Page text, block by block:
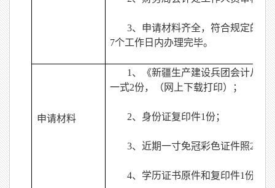
3、申请材料齐全，符合规定的，
7个工作日内办理完毕。
申请材料
1 、《新疆生产建设兵团会计从业
一式2份，（网上下载打印）；
2、身份证复印件1份；
3、近期一寸免冠彩色证件照2 张；
4、学历证书原件和复印件1份。